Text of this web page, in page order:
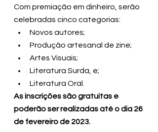
Com premiação em dinheiro, serão
celebradas cinco categorias:
Novos autores;
Produção artesanal de zine;
Artes Visuais;
Literatura Surda, e;
Literatura Oral.
As inscrições são gratuitas e
poderão ser realizadas até o dia 26
de fevereiro de 2023.